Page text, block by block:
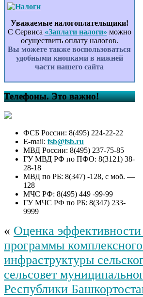
Уважаемые налогоплательщики!
С Сервиса «Заплати налоги» можно
осуществить оплату налогов.
Вы можете также воспользоваться
удобными кнопками в нижней
части нашего сайта
Телефоны. Это важно!
ФСБ России: 8(495) 224-22-22
E-mail: fsb@fsb.ru
МВД России: 8(495) 237-75-85
ГУ МВД РФ по ПФО: 8(3121) 38-
28-18
МВД по РБ: 8(347) -128, с моб. —
128
МЧС РФ: 8(495) 449 -99-99
ГУ МЧС РФ по РБ: 8(347) 233-
9999
« Оценка
программы
инфраструктуры
сельсовет
Республики